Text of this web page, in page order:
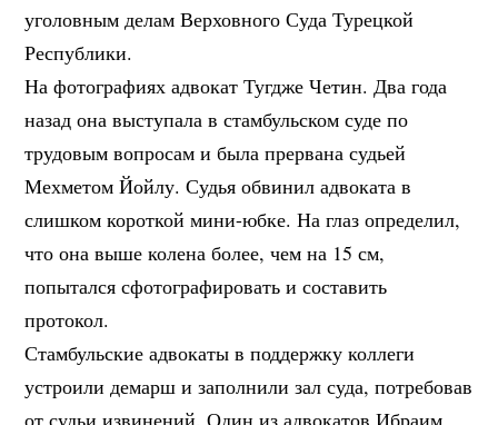
уголовным делам Верховного Суда Турецкой
Республики.
На фотографиях адвокат Тугдже Четин. Два года
назад она выступала в стамбульском суде по
трудовым вопросам и была прервана судьей
Мехметом Йойлу. Судья обвинил адвоката в
слишком короткой мини-юбке. На глаз определил,
что она выше колена более, чем на 15 см,
попытался сфотографировать и составить
протокол.
Стамбульские адвокаты в поддержку коллеги
устроили демарш и заполнили зал суда, потребовав
от судьи извинений. Один из адвокатов Ибраим